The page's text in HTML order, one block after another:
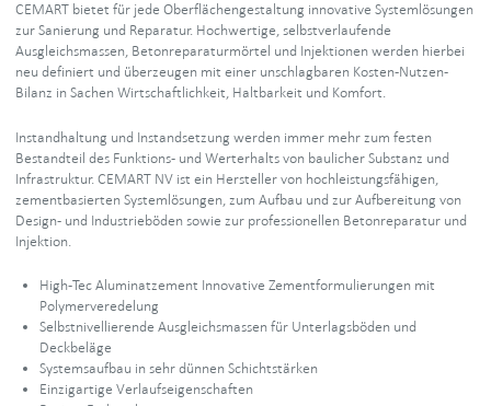
CEMART bietet für jede Oberflächengestaltung innovative Systemlösungen
zur Sanierung und Reparatur. Hochwertige, selbstverlaufende
Ausgleichsmassen, Betonreparaturmörtel und Injektionen werden hierbei
neu definiert und überzeugen mit einer unschlagbaren Kosten-Nutzen-
Bilanz in Sachen Wirtschaftlichkeit, Haltbarkeit und Komfort.
Instandhaltung und Instandsetzung werden immer mehr zum festen
Bestandteil des Funktions- und Werterhalts von baulicher Substanz und
Infrastruktur. CEMART NV ist ein Hersteller von hochleistungsfähigen,
zementbasierten Systemlösungen, zum Aufbau und zur Aufbereitung von
Design- und Industrieböden sowie zur professionellen Betonreparatur und
Injektion.
High-Tec Aluminatzement Innovative Zementformulierungen mit
Polymerveredelung
Selbstnivellierende Ausgleichsmassen für Unterlagsböden und
Deckbeläge
Systemsaufbau in sehr dünnen Schichtstärken
Einzigartige Verlaufseigenschaften